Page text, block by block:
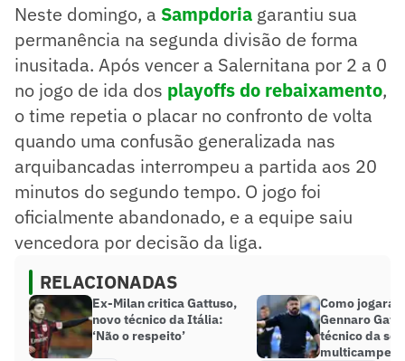
Neste domingo, a Sampdoria garantiu sua
permanência na segunda divisão de forma
inusitada. Após vencer a Salernitana por 2 a 0
no jogo de ida dos playoffs do rebaixamento,
o time repetia o placar no confronto de volta
quando uma confusão generalizada nas
arquibancadas interrompeu a partida aos 20
minutos do segundo tempo. O jogo foi
oficialmente abandonado, e a equipe saiu
vencedora por decisão da liga.
RELACIONADAS
Ex-Milan critica Gattuso,
novo técnico da Itália:
‘Não o respeito’
Como jogará
Gennaro
técnico da
multicampeã?